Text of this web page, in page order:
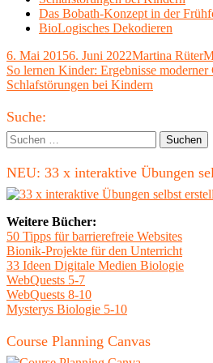
Das Bobath-Konzept in der
BioLogisches Dekodieren
Veröffentlicht
am
6. Mai 20156. Juni 2022Autor
Martina Rüter
Beitragsnavigation
Vorheriger
Beitrag:
So lernen Kinder: Ergebnisse
Nächster
Schlafstörungen bei Kindern
Haupt-
Seitenleiste
Suche:
Suchen
nach:
NEU: 33 x interaktive Übungen
Weitere Bücher:
50 Tipps für barrierefreie Websites
Bionik-Projekte für den Unterricht
33 Ideen Digitale Medien Biologie
WebQuests 5-7
WebQuests 8-10
Mysterys Biologie 5-10
Course Planning Canvas